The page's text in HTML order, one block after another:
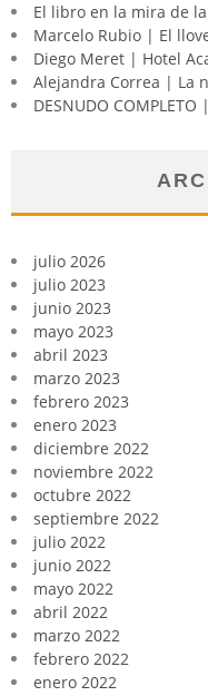
El libro en la mira de
Marcelo Rubio | El
Diego Meret | Hotel
Alejandra Correa | La
DESNUDO
julio 2026
julio 2023
junio 2023
mayo 2023
abril 2023
marzo 2023
febrero 2023
enero 2023
diciembre 2022
noviembre 2022
octubre 2022
septiembre 2022
julio 2022
junio 2022
mayo 2022
abril 2022
marzo 2022
febrero 2022
enero 2022